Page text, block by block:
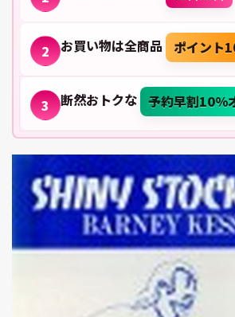
2 お買い物は全商品 ポイント
3 断然おトクな 予約早割10%